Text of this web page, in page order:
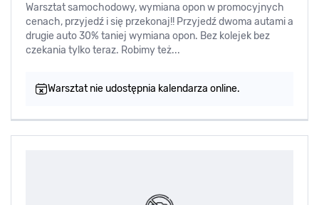
Warsztat samochodowy, wymiana opon w promocyjnych
cenach, przyjedź i się przekonaj!! Przyjedź dwoma autami a
drugie auto 30% taniej wymiana opon. Bez kolejek bez
czekania tylko teraz. Robimy też...
Warsztat nie udostępnia kalendarza online.